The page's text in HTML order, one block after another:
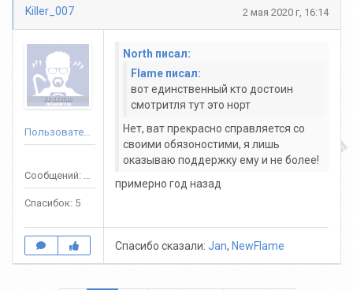
Killer_007 2 мая 2020 г, 16:14
Пользователь
Сообщений: 57
Спасибок: 5
North писал:
Flame писал:
вот единственный кто достоин
смотритля тут это норт
Нет, ват прекрасно справляется со
своими обязоностими, я лишь
оказываю поддержку ему и не более!
примерно год назад
Спасибо сказали: Jan, NewFlame